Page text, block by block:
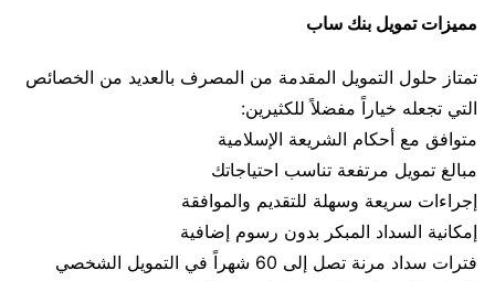
مميزات تمويل بنك ساب
تمتاز حلول التمويل المقدمة من المصرف بالعديد من الخصائص
التي تجعله خياراً مفضلاً للكثيرين:
متوافق مع أحكام الشريعة الإسلامية
مبالغ تمويل مرتفعة تناسب احتياجاتك
إجراءات سريعة وسهلة للتقديم والموافقة
إمكانية السداد المبكر بدون رسوم إضافية
فترات سداد مرنة تصل إلى 60 شهراً في التمويل الشخصي